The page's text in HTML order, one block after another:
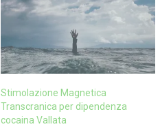
Stimolazione Magnetica
Transcranica per dipendenza
cocaina Vallata